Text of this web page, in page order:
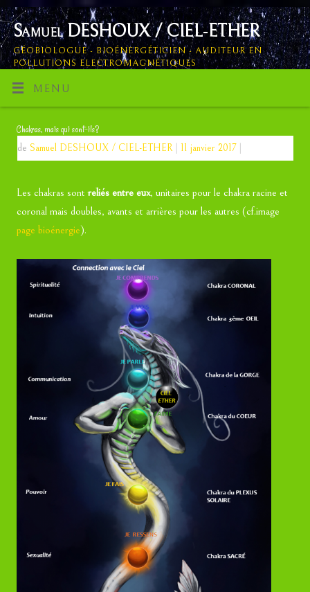
Samuel DESHOUX / CIEL-ETHER
GÉOBIOLOGUE - BIOÉNERGÉTICIEN - AUDITEUR EN
POLLUTIONS ELECTROMAGNÉTIQUES
MENU
Chakras, mais qui sont-ils?
deSamuel DESHOUX / CIEL-ETHER 11 janvier 2017
Les chakras sontreliés entre eux, unitaires pour le chakra racine et
coronal mais doubles, avants et arrières pour les autres (cf.image
page bioénergie).